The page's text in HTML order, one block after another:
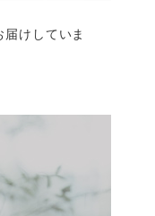
けしていま